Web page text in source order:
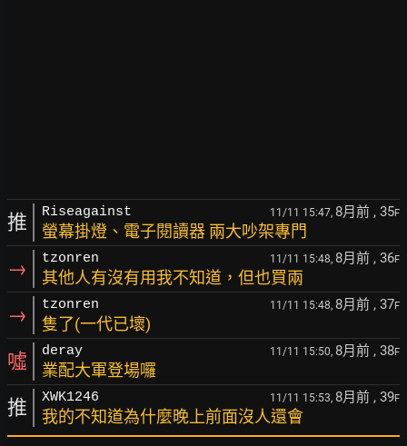
推 Riseagainst 11/11 15:47, 8月前 , 35F
螢幕掛燈、電子閱讀器 兩大吵架專門
→ tzonren 11/11 15:48, 8月前 , 36F
其他人有沒有用我不知道，但也買兩
→ tzonren 11/11 15:48, 8月前 , 37F
隻了(一代已壞)
噓 deray 11/11 15:50, 8月前 , 38F
業配大軍登場囉
推 XWK1246 11/11 15:53, 8月前 , 39F
我的不知道為什麼晚上前面沒人還會